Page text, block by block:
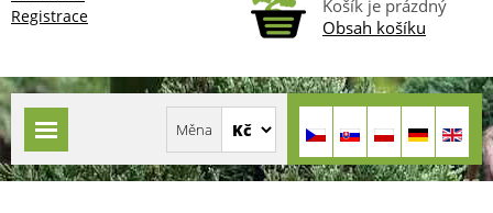
Registrace
Košík je prázdný
Obsah košíku